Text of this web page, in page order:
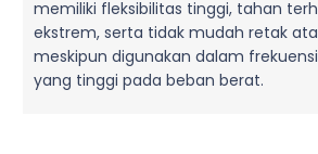
memiliki fleksibilitas tinggi, tahan
ekstrem, serta tidak mudah retak
meskipun digunakan dalam
yang tinggi pada beban berat.